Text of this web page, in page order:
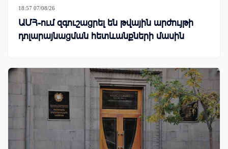
18:57 07/08/26
ԱՄՀ-ում զգուշացրել են թվային արժույթի
դոլարայնացման հետևանքների մասին